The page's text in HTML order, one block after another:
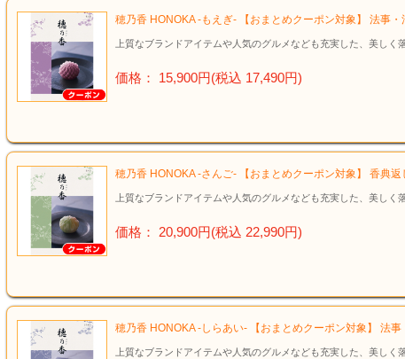
穂乃香 HONOKA -もえぎ- 【おまとめクーポン対象】 法事
上質なブランドアイテムや人気のグルメなども充実した、美し
価格： 15,900円(税込 17,490円)
穂乃香 HONOKA -さんご- 【おまとめクーポン対象】 香典返
上質なブランドアイテムや人気のグルメなども充実した、美し
価格： 20,900円(税込 22,990円)
穂乃香 HONOKA -しらあい- 【おまとめクーポン対象】 法
上質なブランドアイテムや人気のグルメなども充実した、美し